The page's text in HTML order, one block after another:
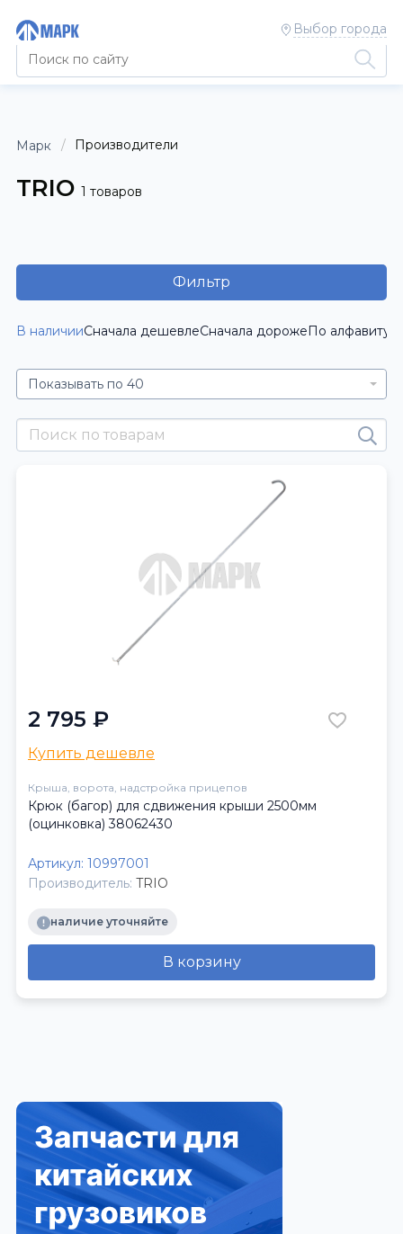
Выбор города
Марк Производители
TRIO 1 товаров
Фильтр
В наличииСначала дешевлеСначала дорожеПо алфавиту
Показывать по 40
2 795 ₽
Купить дешевле
Крыша, ворота, надстройка прицепов
Крюк (багор) для сдвижения крыши 2500мм
(оцинковка) 38062430
Артикул: 10997001
Производитель: TRIO
наличие уточняйте
В корзину